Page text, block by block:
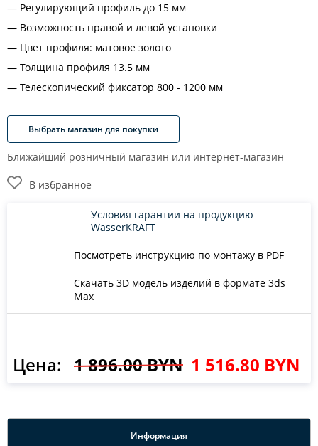
Регулирующий профиль до 15 мм
Возможность правой и левой установки
Цвет профиля: матовое золото
Толщина профиля 13.5 мм
Телескопический фиксатор 800 - 1200 мм
Выбрать магазин для покупки
Ближайший розничный магазин или интернет-магазин
В избранное
Посмотреть инструкцию по монтажу в PDF
Скачать 3D модель изделий в формате 3ds
Max
Условия гарантии на продукцию
WasserKRAFT
Цена: 1 896.00 BYN 1 516.80 BYN
Информация